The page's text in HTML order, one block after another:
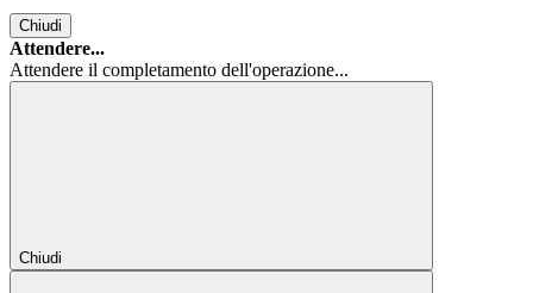
Chiudi
Attendere...
Attendere il completamento dell'operazione...
Chiudi